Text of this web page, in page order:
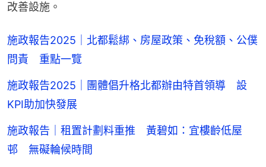
改善設施。
施政報告2025｜北都鬆綁、房屋政策、免稅額、公僕
問責 重點一覽
施政報告2025｜團體倡升格北都辦由特首領導 設
KPI助加快發展
施政報告｜租置計劃料重推 黃碧如：宜樓齡低屋
邨 無礙輪候時間